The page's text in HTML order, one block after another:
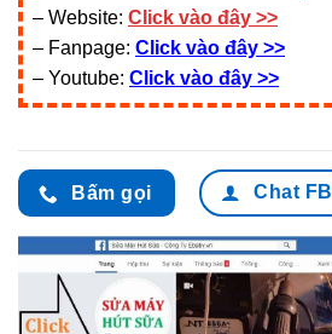
– Website: Click vào đây >>
– Fanpage: Click vào đây >>
– Youtube: Click vào đây >>
Bấm gọi Chat FB